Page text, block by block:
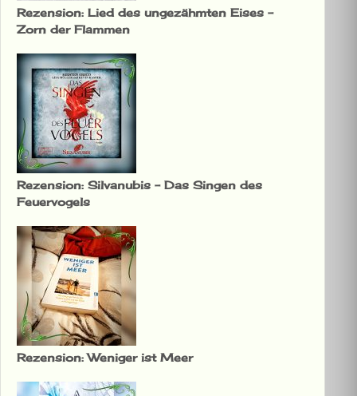
Rezension: Lied des ungezähmten Eises –
Zorn der Flammen
Rezension: Silvanubis – Das Singen des
Feuervogels
Rezension: Weniger ist Meer